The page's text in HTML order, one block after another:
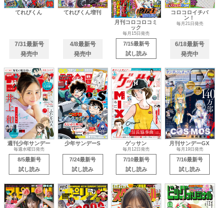
てれびくん
7/31最新号
発売中
てれびくん増刊
4/8最新号
発売中
月刊コロコロコミ
ック
毎月15日発売
7/15最新号
試し読み
コロコロイチバ
ン！
毎月21日発売
6/18最新号
発売中
週刊少年サンデー
毎週水曜日発売
8/5最新号
試し読み
少年サンデーS
7/24最新号
試し読み
ゲッサン
毎月12日発売
7/10最新号
試し読み
月刊サンデーGX
毎月19日発売
7/16最新号
試し読み